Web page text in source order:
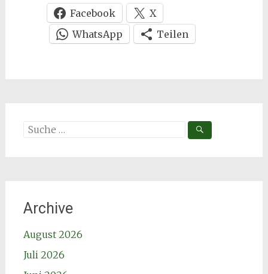
Facebook
X
WhatsApp
Teilen
Suche
Archive
August 2026
Juli 2026